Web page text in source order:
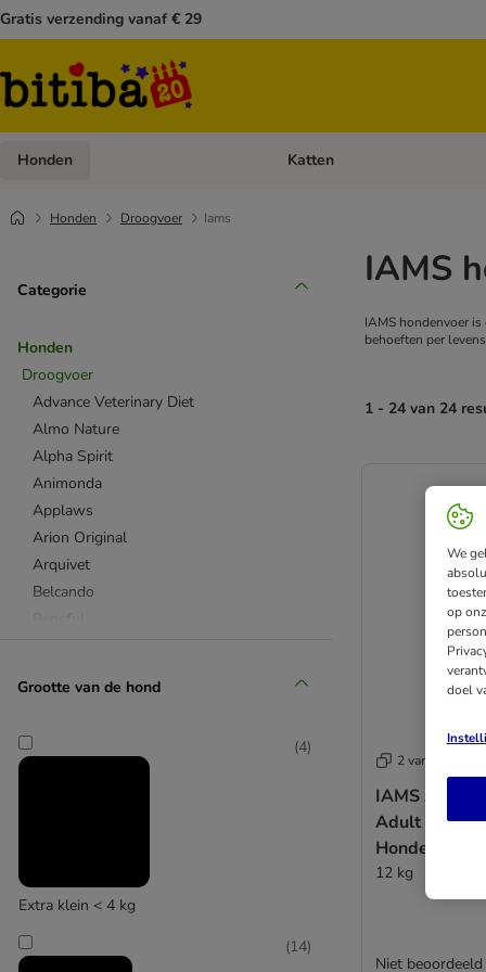
Gratis verzending vanaf € 29
Honden Open categoriemenu: Honden
Katten
Honden Droogvoer Iams
Categorie
Honden
Droogvoer
Advance Veterinary Diet
Almo Nature
Alpha Spirit
Animonda
Applaws
Arion Original
Arquivet
Belcando
Brekkies
Cavom
Concept for Life
Grootte van de hond
Extra klein < 4 kg
(4)
(14)
IAMS
IAMS hondenvoer
behoeften per
1 - 24 van 24
2 varianten
IAMS
Adult Large
Hondenvoer
12 kg
Niet beoordeeld
We
op
doel